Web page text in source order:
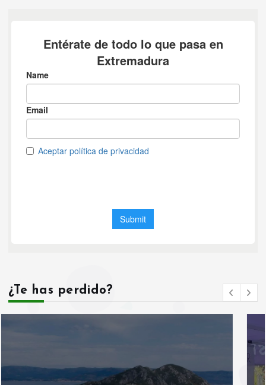
¿Te has perdido?